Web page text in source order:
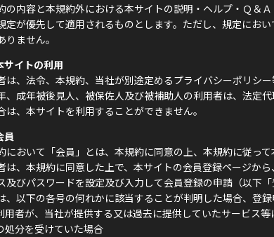
の内容と本規約外における本サイトの説明・ヘルプ・Ｑ＆
定が優先して適用されるものとします。ただし、規定にお
りません。
サイトの利用
は、法令、本規約、当社が別途定めるプライバシーポリシ
、成年被後見人、被保佐人及び被補助人の利用者は、法定
は、本サイトを利用することができません。
員
において「会員」とは、本規約に同意の上、本規約に従っ
は、本規約に同意した上で、本サイトの会員登録ページか
及びパスワードを設定及び入力して会員登録の申請（以下
、以下の各号の何れかに該当することが判明した場合、登録
用者が、当社が提供する又は過去に提供していたサービス
処分を受けていた場合